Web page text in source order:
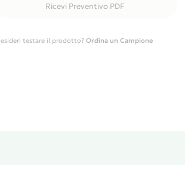
Ricevi Preventivo PDF
testare il prodotto? Ordina un Campione